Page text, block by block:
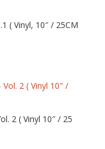
( Vinyl, 10″ / 25CM
2 ( Vinyl 10″ / 25